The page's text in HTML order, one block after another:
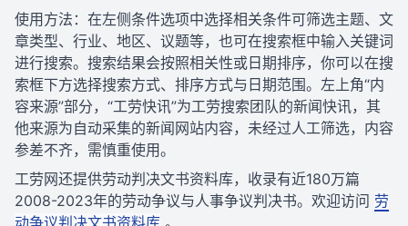
使用方法：在左侧条件选项中选择相关条件可筛选主题、文
章类型、行业、地区、议题等，也可在搜索框中输入关键词
进行搜索。搜索结果会按照相关性或日期排序，你可以在搜
索框下方选择搜索方式、排序方式与日期范围。左上角“内
容来源”部分，“工劳快讯”为工劳搜索团队的新闻快讯，其
他来源为自动采集的新闻网站内容，未经过人工筛选，内容
参差不齐，需慎重使用。
工劳网还提供劳动判决文书资料库，收录有近180万篇
2008-2023年的劳动争议与人事争议判决书。欢迎访问 劳
动争议判决文书资料库 。